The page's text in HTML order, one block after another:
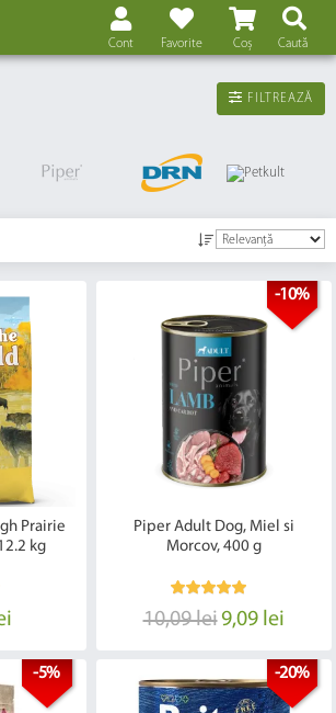
Coș
Favorite
Cont Caută
FILTREAZĂ
Prairie
kg
-10%
Piper Adult Dog, Miel si
Morcov, 400 g
10,09 lei9,09 lei
-5% -20%